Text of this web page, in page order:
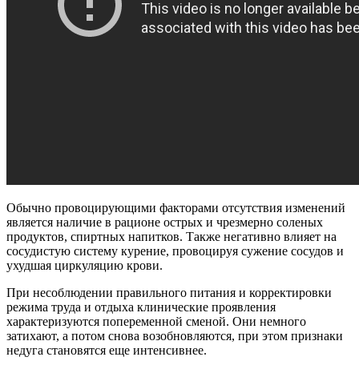
Обычно провоцирующими факторами отсутствия изменений
является наличие в рационе острых и чрезмерно соленых
продуктов, спиртных напитков. Также негативно влияет на
сосудистую систему курение, провоцируя сужение сосудов и
ухудшая циркуляцию крови.
При несоблюдении правильного питания и корректировки
режима труда и отдыха клинические проявления
характеризуются попеременной сменой. Они немного
затихают, а потом снова возобновляются, при этом признаки
недуга становятся еще интенсивнее.